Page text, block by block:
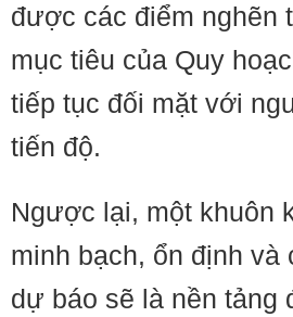
được các điểm nghẽn
mục tiêu của Quy
tiếp tục đối mặt với
tiến độ.
Ngược lại, một khuôn
minh bạch, ổn định và
dự báo sẽ là nền tảng